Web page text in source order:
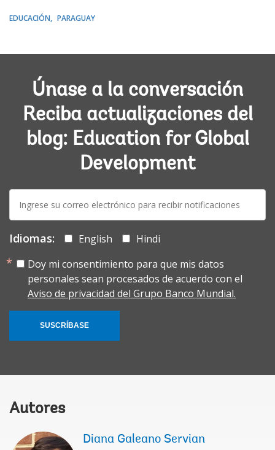
EDUCACIÓN PARAGUAY
Únase a la conversación
Reciba actualizaciones del
blog: Education for Global
Development
mail:
Idiomas: English
Hindi
Doy mi consentimiento para que mis datos
personales sean procesados de acuerdo con el
Aviso de privacidad del Grupo Banco Mundial.
SUSCRÍBASE
Autores
Diana Galeano Servian